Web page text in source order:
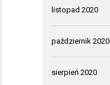
listopad 2020
październik 2020
sierpień 2020